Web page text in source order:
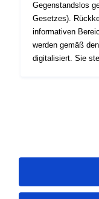
Gegenstandslos
Gesetzes).
informativen
werden gemäß
digitalisiert. Sie
13 und R123-14
(Urban Preption
Planung), sofern